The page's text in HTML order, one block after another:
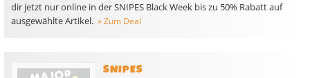
dir jetzt nur online in der SNIPES Black Week bis zu 50% Rabatt auf
ausgewählte Artikel. » Zum Deal
SNIPES